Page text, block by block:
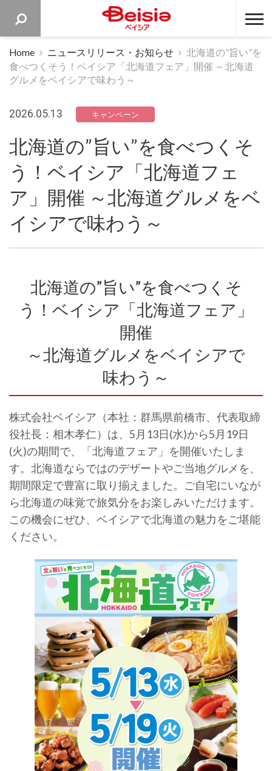
ベイシア
Home ニュースリリース・お知らせ
北海道の”旨い”を
食べつくそう！ベイシア「北海道フェア」開催 ～北海道
グルメをベイシアで味わう～
2026.05.13 キャンペーン
北海道の”旨い”を食べつくそ
う！ベイシア「北海道フェ
ア」開催 ～北海道グルメをベ
イシアで味わう～
北海道の”旨い”を食べつくそ
う！ベイシア「北海道フェア」
開催
～北海道グルメをベイシアで
味わう～
株式会社ベイシア（本社：群馬県前橋市、代表取締
役社長：相木孝仁）は、5月13日(水)から5月19日
(火)の期間で、「北海道フェア」を開催いたしま
す。北海道ならではのデザートやご当地グルメを、
期間限定で豊富に取り揃えました。ご自宅にいなが
ら北海道の味覚で旅気分をお楽しみいただけます。
この機会にぜひ、ベイシアで北海道の魅力をご堪能
ください。